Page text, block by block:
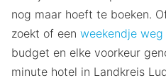
nog maar hoeft te boeken.
zoekt of een weekendje weg
budget en elke voorkeur
minute hotel in Landkreis